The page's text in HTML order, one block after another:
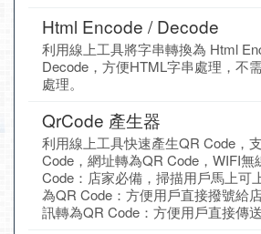
Html Encode / Decode
利用線上工具將字串轉換為 Html
Decode，方便HTML字串處理，不
處理。
QrCode 產生器
利用線上工具快速產生QR Code，
Code，網址轉為QR Code，WIFI無
Code：店家必備，掃描用戶馬上可
為QR Code：方便用戶直接撥號給
訊轉為QR Code：方便用戶直接傳送